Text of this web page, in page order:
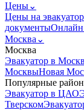
Цены⌄
Цены на эвакуатор
документыОнлайн
Москва ⌄
Москва
Эвакуатор в
МосквыНовая
Популярные
Эвакуатор в ЦАО
Тверском